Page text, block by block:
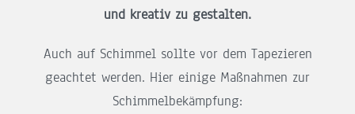
und kreativ zu gestalten.
Auch auf Schimmel sollte vor dem Tapezieren
geachtet werden. Hier einige Maßnahmen zur
Schimmelbekämpfung: